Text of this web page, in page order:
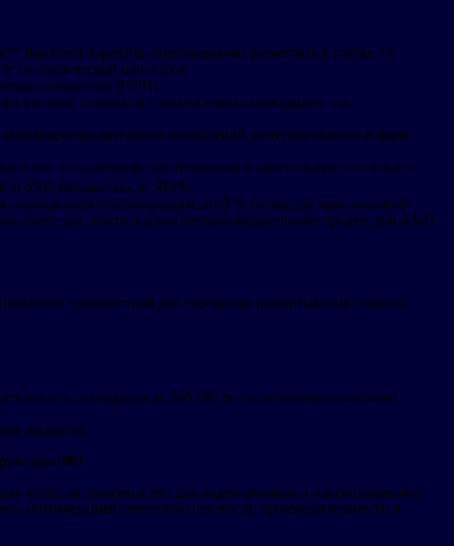
Blackwell Superchip, позволившими разместить в стойке 72
на графический процессор
охлаждения (CDU)
высокой плотности с жидкостным охлаждением для
вычислений, интегрированная в форм-
охлаждением, обеспечивающая максимальную плотность
и 6500 мощностью до 500 Вт.
охлаждением (поглощающим до 95 % тепла) для максимальной
имеет два сокета под высокопроизводительные процессоры AMD
температурой для упрощения развертывания сложной
охлаждения до 200 кВт без использования внешней
жидкости.
ИИ
услуг, на производстве, для моделирования и прогнозирования
с оптимизацией сочетания плотности, производительности и